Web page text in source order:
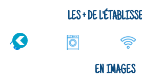
LES + DE
EN IMAGES